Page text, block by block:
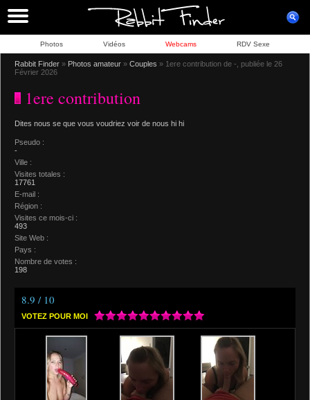
Photos Vidéos Webcams RDV Sexe
Rabbit Finder » Photos amateur » Couples » 1ere contribution de -, publiée le 26
Février 2026
1ere contribution
Dites nous se que vous voudriez voir de nous hi hi
Pseudo :
-
Ville :
Visites totales :
17761
E-mail :
Région :
Visites ce mois-ci :
493
Site Web :
Pays :
Nombre de votes :
198
8.9 / 10
VOTEZ POUR MOI